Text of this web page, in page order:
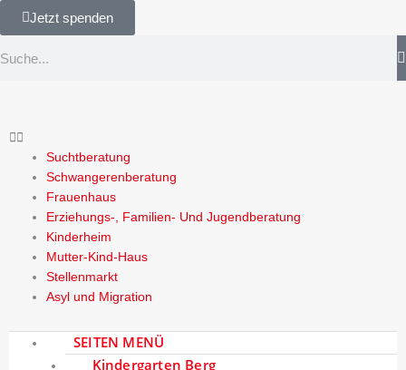
springen
Zum
Jetzt spenden
Suchtberatung
Schwangerenberatung
Frauenhaus
Erziehungs-, Familien- Und Jugendberatung
Kinderheim
Mutter-Kind-Haus
Stellenmarkt
Asyl und Migration
SEITEN MENÜ
Kindergarten Berg